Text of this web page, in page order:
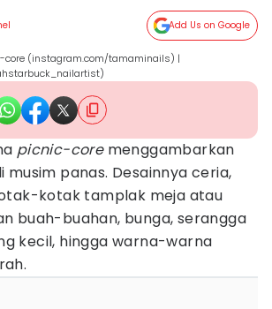
Add Us on Google
core (instagram.com/tamaminails) |
picnic-coremenggambarkan
musim panas. Desainnya ceria,
kotak tamplak meja atau
buah-buahan, bunga, serangga
kecil, hingga warna-warna